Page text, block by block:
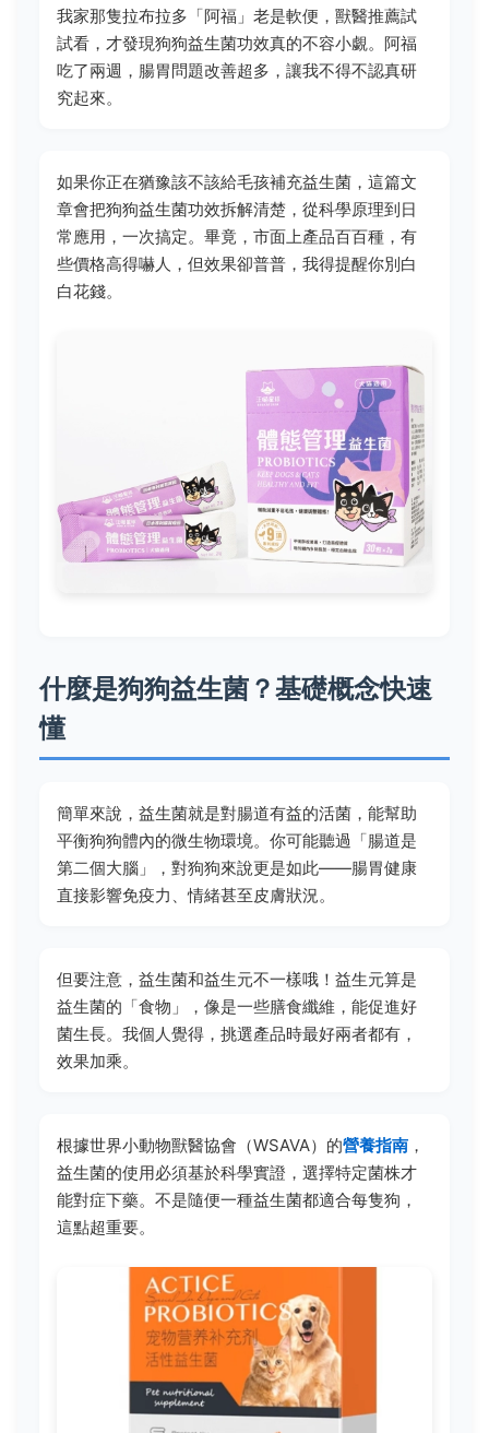
我家那隻拉布拉多「阿福」老是軟便，獸醫推薦試
試看，才發現狗狗益生菌功效真的不容小覷。阿福
吃了兩週，腸胃問題改善超多，讓我不得不認真研
究起來。
如果你正在猶豫該不該給毛孩補充益生菌，這篇文
章會把狗狗益生菌功效拆解清楚，從科學原理到日
常應用，一次搞定。畢竟，市面上產品百百種，有
些價格高得嚇人，但效果卻普普，我得提醒你別白
白花錢。
什麼是狗狗益生菌？基礎概念快速
懂
簡單來說，益生菌就是對腸道有益的活菌，能幫助
平衡狗狗體內的微生物環境。你可能聽過「腸道是
第二個大腦」，對狗狗來說更是如此——腸胃健康
直接影響免疫力、情緒甚至皮膚狀況。
但要注意，益生菌和益生元不一樣哦！益生元算是
益生菌的「食物」，像是一些膳食纖維，能促進好
菌生長。我個人覺得，挑選產品時最好兩者都有，
效果加乘。
根據世界小動物獸醫協會（WSAVA）的營養指南 ，
益生菌的使用必須基於科學實證，選擇特定菌株才
能對症下藥。不是隨便一種益生菌都適合每隻狗，
這點超重要。